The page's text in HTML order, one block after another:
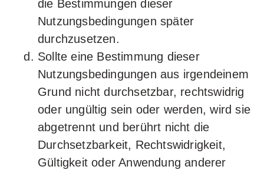
die Bestimmungen dieser
Nutzungsbedingungen später
durchzusetzen.
Sollte eine Bestimmung dieser
Nutzungsbedingungen aus irgendeinem
Grund nicht durchsetzbar, rechtswidrig
oder ungültig sein oder werden, wird sie
abgetrennt und berührt nicht die
Durchsetzbarkeit, Rechtswidrigkeit,
Gültigkeit oder Anwendung anderer